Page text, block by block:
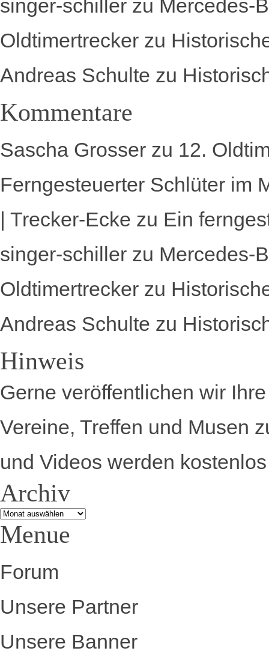
singer-schiller zu Mercedes-
Oldtimertrecker zu
Andreas Schulte zu
Kommentare
Sascha Grosser zu 12.
Ferngesteuerter Schlüter im
| Trecker-Ecke zu Ein
singer-schiller zu Mercedes-
Oldtimertrecker zu
Andreas Schulte zu
Hinweis
Gerne veröffentlichen wir
Vereine, Treffen und Musen
und Videos werden
Archiv
Archiv
Menue
Forum
Unsere Partner
Unsere Banner